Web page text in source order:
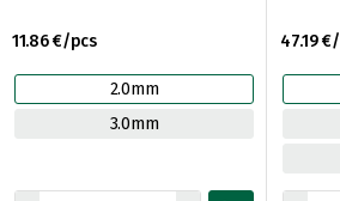
11.86 €/pcs
2.0mm
3.0mm
47.19